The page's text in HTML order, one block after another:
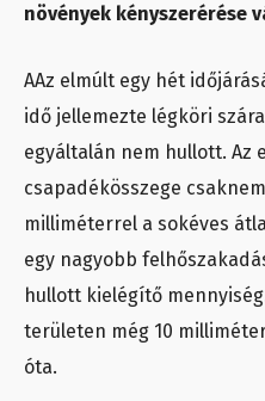
növények kényszerérése
AAz elmúlt egy hét
idő jellemezte légköri
egyáltalán nem hullott. Az
csapadékösszege
milliméterrel a sokéves
egy nagyobb
hullott kielégítő
területen még 10
óta.